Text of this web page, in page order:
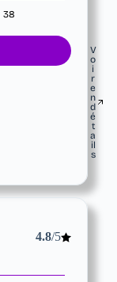
38
V
o
i
r
e
n
d
é
t
a
il
s
4.8/5